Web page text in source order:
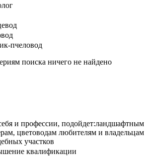
пчеловод
поиска ничего не найдено
и профессии, подойдет:ландшафтным
цветоводам любителям и владельцам
участков
квалификации